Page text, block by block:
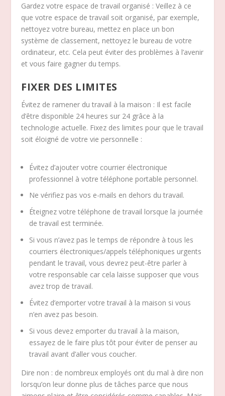
Gardez votre espace de travail organisé : Veillez à ce
que votre espace de travail soit organisé, par exemple,
nettoyez votre bureau, mettez en place un bon
système de classement, nettoyez le bureau de votre
ordinateur, etc. Cela peut éviter des problèmes à l’avenir
et vous faire gagner du temps.
FIXER DES LIMITES
Évitez de ramener du travail à la maison : Il est facile
d’être disponible 24 heures sur 24 grâce à la
technologie actuelle. Fixez des limites pour que le travail
soit éloigné de votre vie personnelle :
Évitez d’ajouter votre courrier électronique
professionnel à votre téléphone portable personnel.
Ne vérifiez pas vos e-mails en dehors du travail.
Éteignez votre téléphone de travail lorsque la journée
de travail est terminée.
Si vous n’avez pas le temps de répondre à tous les
courriers électroniques/appels téléphoniques urgents
pendant le travail, vous devrez peut-être parler à
votre responsable car cela laisse supposer que vous
avez trop de travail.
Évitez d’emporter votre travail à la maison si vous
n’en avez pas besoin.
Si vous devez emporter du travail à la maison,
essayez de le faire plus tôt pour éviter de penser au
travail avant d’aller vous coucher.
Dire non : de nombreux employés ont du mal à dire non
lorsqu’on leur donne plus de tâches parce que nous